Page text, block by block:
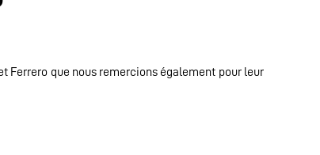
Ferrero que nous remercions également pour leur